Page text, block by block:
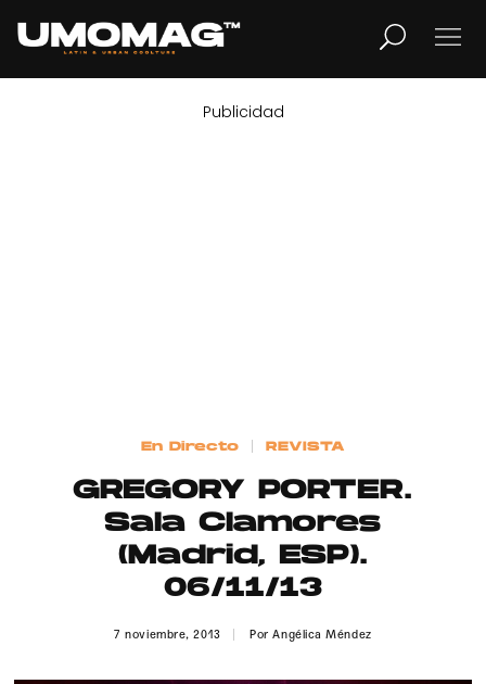
LIFESTYLE
Contacto
Aviso Legal
Publicidad
En Directo REVISTA
GREGORY PORTER.
Sala Clamores
(Madrid, ESP).
06/11/13
7 noviembre, 2013 PorAngélica Méndez